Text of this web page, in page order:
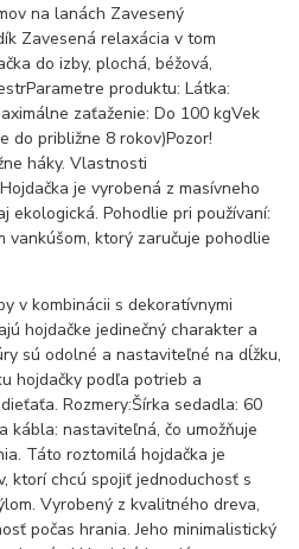
na lanách Zavesený
Zavesená relaxácia v tom
do izby, plochá, béžová,
produktu: Látka:
zaťaženie: Do 100 kgVek
do približne 8 rokov)Pozor!
háky. Vlastnosti
je vyrobená z masívneho
ekologická. Pohodlie pri používaní:
vankúšom, ktorý zaručuje pohodlie
v kombinácii s dekoratívnymi
hojdačke jedinečný charakter a
sú odolné a nastaviteľné na dĺžku,
hojdačky podľa potrieb a
Rozmery:Šírka sedadla: 60
kábla: nastaviteľná, čo umožňuje
Táto roztomilá hojdačka je
ktorí chcú spojiť jednoduchosť s
Vyrobený z kvalitného dreva,
počas hrania. Jeho minimalistický